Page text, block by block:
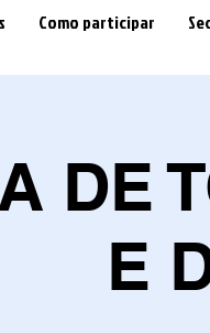
Como participar
DE
E